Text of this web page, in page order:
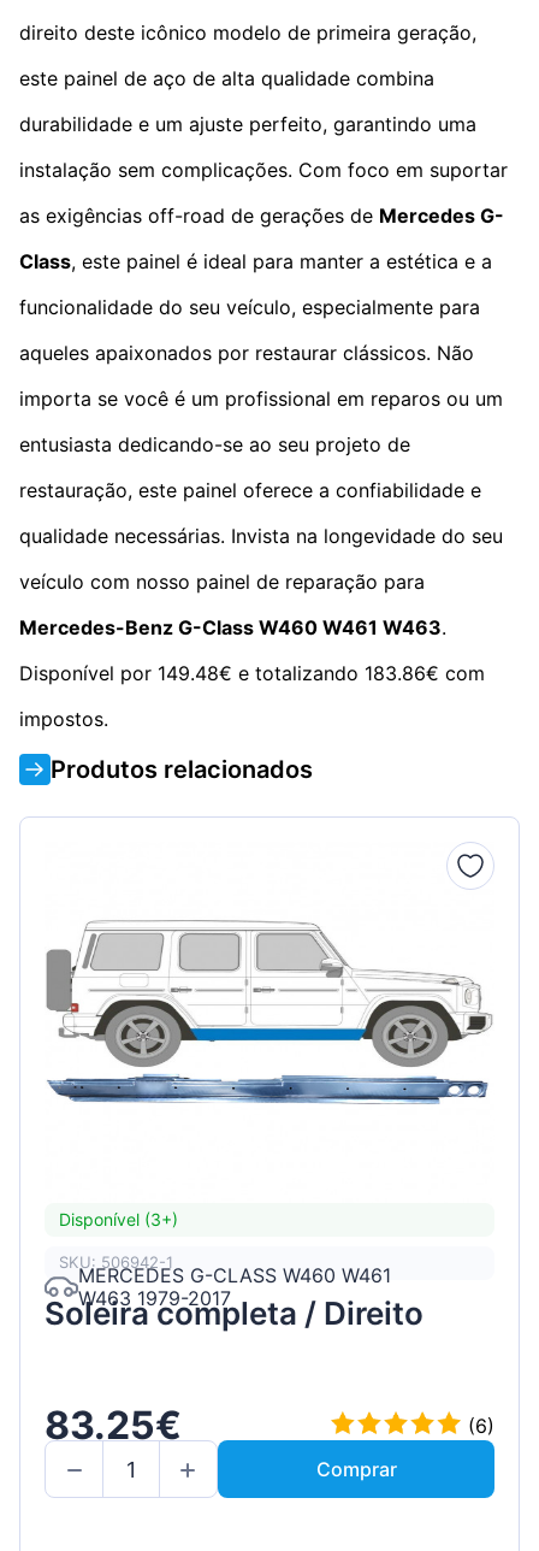
direito deste icônico modelo de primeira geração,
este painel de aço de alta qualidade combina
durabilidade e um ajuste perfeito, garantindo uma
instalação sem complicações. Com foco em suportar
as exigências off-road de gerações de Mercedes G-
Class, este painel é ideal para manter a estética e a
funcionalidade do seu veículo, especialmente para
aqueles apaixonados por restaurar clássicos. Não
importa se você é um profissional em reparos ou um
entusiasta dedicando-se ao seu projeto de
restauração, este painel oferece a confiabilidade e
qualidade necessárias. Invista na longevidade do seu
veículo com nosso painel de reparação para
Mercedes-Benz G-Class W460 W461 W463.
Disponível por 149.48€ e totalizando 183.86€ com
impostos.
Produtos relacionados
Disponível (3+)
SKU: 506942-1
MERCEDES G-CLASS W460 W461
W463 1979-2017
Soleira completa / Direito
83.25€
(6)
Comprar